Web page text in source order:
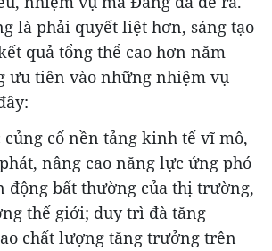
là phải quyết liệt hơn, sáng tạo
quả tổng thể cao hơn năm
ưu tiên vào những nhiệm vụ
cố nền tảng kinh tế vĩ mô,
nâng cao năng lực ứng phó
động bất thường của thị trường,
thế giới; duy trì đà tăng
chất lượng tăng trưởng trên